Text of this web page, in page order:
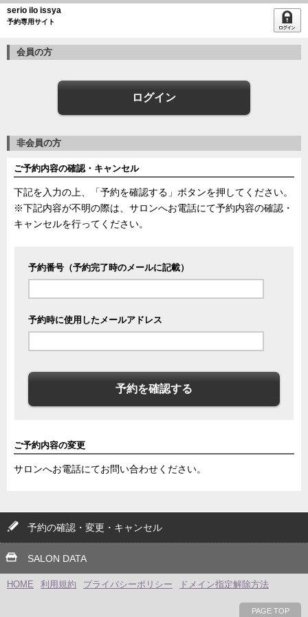
serio ilo issya
予約専用サイト
会員の方
ログイン
非会員の方
ご予約内容の確認・キャンセル
下記を入力の上、「予約を確認する」ボタンを押してください。
※下記内容が不明の際は、サロンへお電話にて予約内容の確認・
キャンセルを行ってください。
予約番号（予約完了時のメールに記載）
予約時に使用したメールアドレス
予約を確認する
ご予約内容の変更
サロンへお電話にてお問い合わせください。
予約の確認・変更・キャンセル
SALON DATA
HOME 利用規約 プライバシーポリシー ドメイン指定解除方法
PAGE TOP